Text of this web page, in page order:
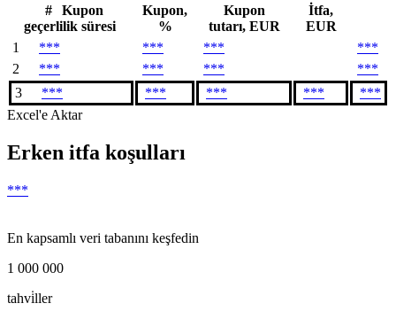
#
Kupon
geçerlilik süresi
Kupon,
%
Kupon
tutarı, EUR
İtfa,
EUR
1
*** *** ***
***
2
*** *** ***
***
3
*** *** *** ***
***
Excel'e Aktar
Erken itfa koşulları
***
En kapsamlı veri tabanını keşfedin
1 000 000
tahvi̇ller